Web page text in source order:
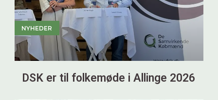
NYHEDER
DSK er til folkemøde i Allinge 2026